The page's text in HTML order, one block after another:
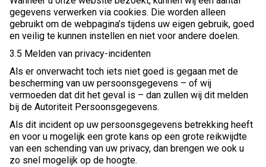
gegevens verwerken via cookies. Die worden alleen
gebruikt om de webpagina’s tijdens uw eigen gebruik, goed
en veilig te kunnen instellen en niet voor andere doelen.
3.5 Melden van privacy-incidenten
Als er onverwacht toch iets niet goed is gegaan met de
bescherming van uw persoonsgegevens – of wij
vermoeden dat dit het geval is – dan zullen wij dit melden
bij de Autoriteit Persoonsgegevens.
Als dit incident op uw persoonsgegevens betrekking heeft
en voor u mogelijk een grote kans op een grote reikwijdte
van een schending van uw privacy, dan brengen we ook u
zo snel mogelijk op de hoogte.